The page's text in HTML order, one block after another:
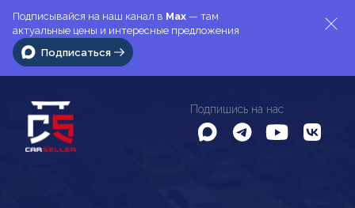
Подписывайся на наш канал в Max — там
актуальные цены и интересные предложения
Подписаться
Подпишись на нас